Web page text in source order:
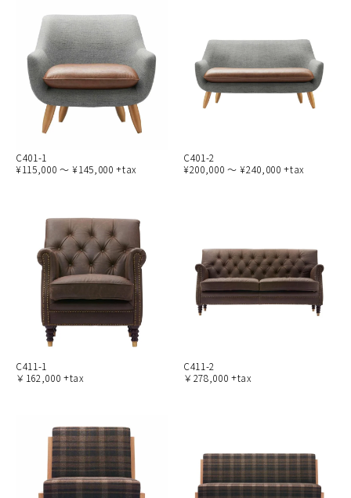
C401-1
¥115,000 ～ ¥145,000 +tax
C401-2
¥200,000 ～ ¥240,000 +tax
C411-1
￥162,000 +tax
C411-2
￥278,000 +tax